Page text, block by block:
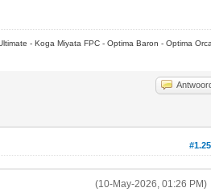
- Koga Miyata FPC - Optima Baron - Optima Orca
(10-May-2026, 01:26 PM)